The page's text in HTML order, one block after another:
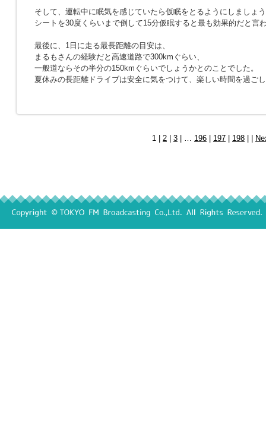
そして、運転中に眠気を感じていたら仮眠をとるようにしましょ
シートを30度くらいまで倒して15分仮眠すると最も効果的だと言
最後に、1日に走る最長距離の目安は、
まるもさんの経験だと高速道路で300kmぐらい、
一般道ならその半分の150kmぐらいでしょうかとのことでした。
夏休みの長距離ドライブは安全に気をつけて、楽しい時間を過ご
1 | 2 3 | … 196 197 198